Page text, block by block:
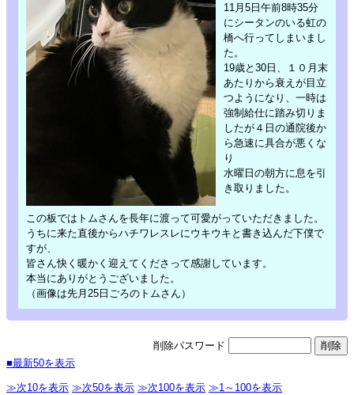
11月5日午前8時35分
にシータンのいる虹の
橋へ行ってしまいまし
た。
19歳と30日、１０月末
あたりから衰えが目立
つようになり、一時は
強制給仕に踏み切りま
したが４日の通院後か
ら急速に具合が悪くな
り
水曜日の朝方に息を引
き取りました。
この板ではトムさんを長年に渡って可愛がっていただきました。
うちに来た直後からハチワレスレにウキウキと書き込んだ下僕で
すが、
皆さん快く暖かく迎えてくださって感謝しています。
本当にありがとうございました。
（画像は先月25日ごろのトムさん）
削除パスワード
■最新50を表示
≫次10を表示 ≫次50を表示 ≫次100を表示 ≫1～100を表示